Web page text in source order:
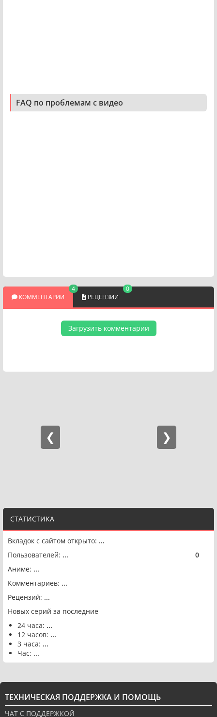
СТАТИСТИКА
Вкладок с сайтом открыто: ...
Пользователей: ... 0
Аниме: ...
Комментариев: ...
Рецензий: ...
Новых серий за последние
24 часа: ...
12 часов: ...
3 часа: ...
Час: ...
FAQ по проблемам с видео
КОММЕНТАРИИ
4
РЕЦЕНЗИИ
0
Загрузить комментарии
ТЕХНИЧЕСКАЯ ПОДДЕРЖКА И ПОМОЩЬ
ЧАТ С ПОДДЕРЖКОЙ